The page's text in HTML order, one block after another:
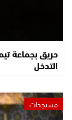
حريق بجماعة
التدخل
مستجدات